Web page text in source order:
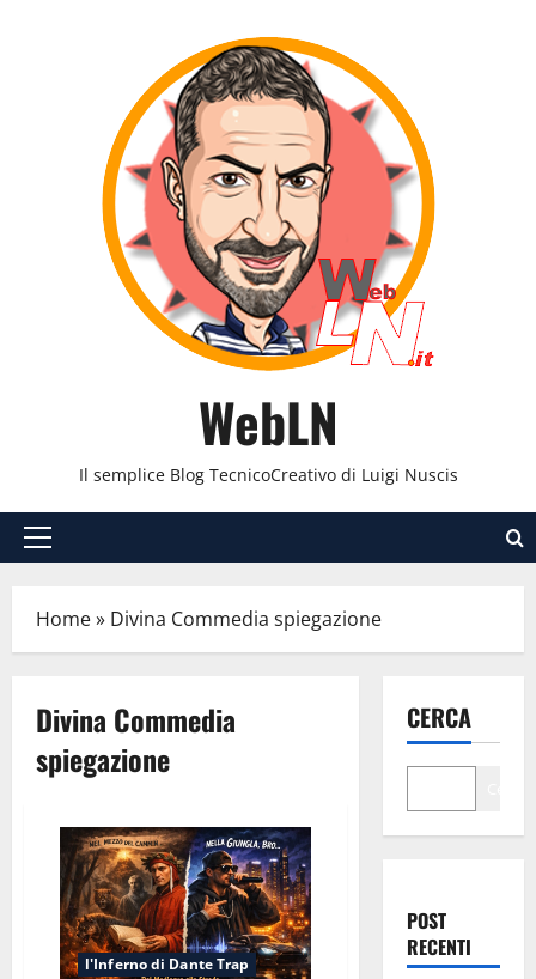
WebLN
Il semplice Blog TecnicoCreativo di Luigi Nuscis
Menu
Home» Divina Commedia spiegazione
Divina Commedia
spiegazione
l'Inferno di Dante Trap
CERCA
POST
RECENTI